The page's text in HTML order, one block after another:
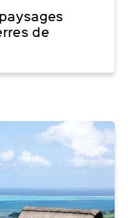
de